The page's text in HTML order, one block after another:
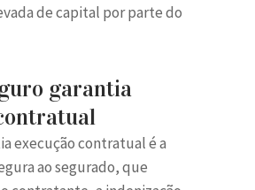
de capital por parte do
garantia
execução contratual é a
ao segurado, que